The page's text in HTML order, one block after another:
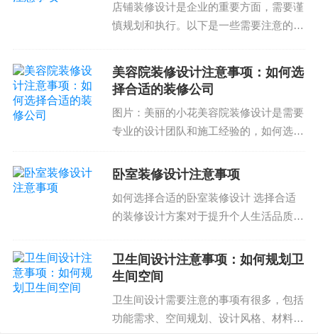
办公室隔断设计的注意事...
店铺装修设计是企业的重要方面，需要谨
慎规划和执行。以下是一些需要注意的事
用、易清洁、符合商业风格的材料。例
如，地板可以选择耐磨的...
美容院装修设计注意事项：如何选
择合适的装修公司
图片：美丽的小花美容院装修设计是需要
专业的设计团队和施工经验的，如何选择
装修设计是一项复杂的工作，需要专业的
修公司就变得尤为重要...
卧室装修设计注意事项
如何选择合适的卧室装修设计 选择合适
的装修设计方案对于提升个人生活品质至
不同，希望都想要一个舒适的私人空间。
但是，并不是所有的设计方案都能实现理
卫生间设计注意事项：如何规划卫
生间空间
卫生间设计需要注意的事项有很多，包括
功能需求、空间规划、设计风格、材料选